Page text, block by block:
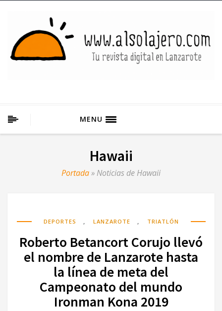
MENU
Hawaii
Portada» Noticias de Hawaii
DEPORTES , LANZAROTE , TRIATLÓN
Roberto Betancort Corujo llevó
el nombre de Lanzarote hasta
la línea de meta del
Campeonato del mundo
Ironman Kona 2019